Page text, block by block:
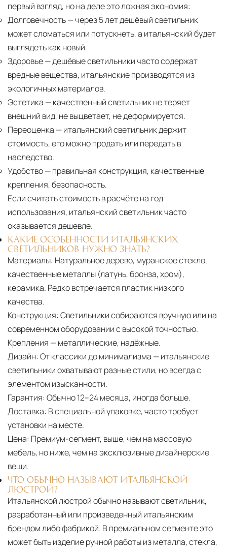
первый взгляд, но на деле это ложная экономия:
Долговечность— через 5 лет дешёвый светильник
может сломаться или потускнеть, а итальянский будет
выглядеть как новый.
Здоровье— дешёвые светильники часто содержат
вредные вещества, итальянские производятся из
экологичных материалов.
Эстетика — качественный светильник не теряет
внешний вид, не выцветает, не деформируется.
Переоценка — итальянский светильник держит
стоимость, его можно продать или передать в
наследство.
Удобство— правильная конструкция, качественные
крепления, безопасность.
Если считать стоимость в расчёте на год
использования, итальянский светильник часто
оказывается дешевле.
КАКИЕ ОСОБЕННОСТИ ИТАЛЬЯНСКИХ
СВЕТИЛЬНИКОВ НУЖНО ЗНАТЬ?
Материалы: Натуральное дерево, муранское стекло,
качественные металлы (латунь, бронза, хром),
керамика. Редко встречается пластик низкого
качества.
Конструкция: Светильники собираются вручную или на
современном оборудовании с высокой точностью.
Крепления — металлические, надёжные.
Дизайн: От классики до минимализма — итальянские
светильники охватывают разные стили, но всегда с
элементом изысканности.
Гарантия: Обычно 12–24 месяца, иногда больше.
Доставка: В специальной упаковке, часто требует
установки на месте.
Цена: Премиум-сегмент, выше, чем на массовую
мебель, но ниже, чем на эксклюзивные дизайнерские
вещи.
ЧТО ОБЫЧНО НАЗЫВАЮТ ИТАЛЬЯНСКОЙ
ЛЮСТРОЙ?
Итальянской люстрой обычно называют светильник,
разработанный или произведенный итальянским
брендом либо фабрикой. В премиальном сегменте это
может быть изделие ручной работы из металла, стекла,